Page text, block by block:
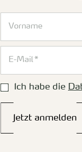
Ich habe die
Jetzt anmelden